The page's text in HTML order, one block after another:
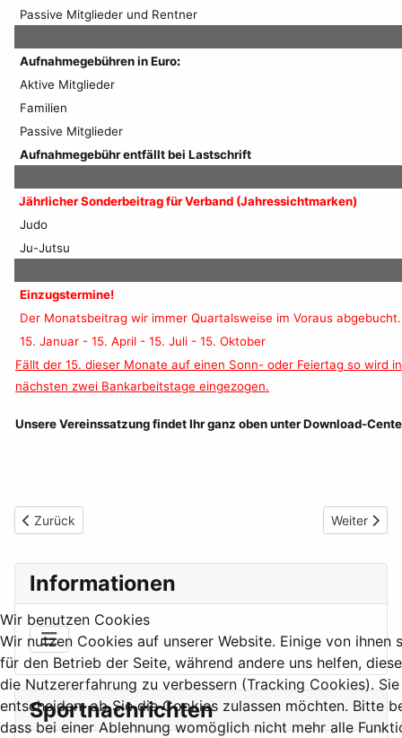
Informationen
Sportnachrichten
Passive Mitglieder und Rentner
Aufnahmegebühren in Euro:
Aktive Mitglieder
Familien
Passive Mitglieder
Aufnahmegebühr entfällt bei Lastschrift
Jährlicher Sonderbeitrag für Verband (Jahressichtmarken)
Judo
Ju-Jutsu
Einzugstermine!
Der Monatsbeitrag wir immer Quartalsweise im Voraus abgebucht.
15. Januar - 15. April - 15. Juli - 15. Oktober
Fällt der 15. dieser Monate auf einen Sonn- oder Feiertag so wird
nächsten zwei Bankarbeitstage eingezogen.
Unsere Vereinssatzung findet Ihr ganz oben unter Download-
Vorheriger Beitrag: BudoArena & Sporthalle
Zurück Nächster
Weiter
Wir benutzen Cookies
Wir nutzen Cookies auf unserer Website. Einige von ihnen
für den Betrieb der Seite, während andere uns helfen,
die Nutzererfahrung zu verbessern (Tracking Cookies).
entscheiden, ob Sie die Cookies zulassen möchten. Bitte
dass bei einer Ablehnung womöglich nicht mehr alle